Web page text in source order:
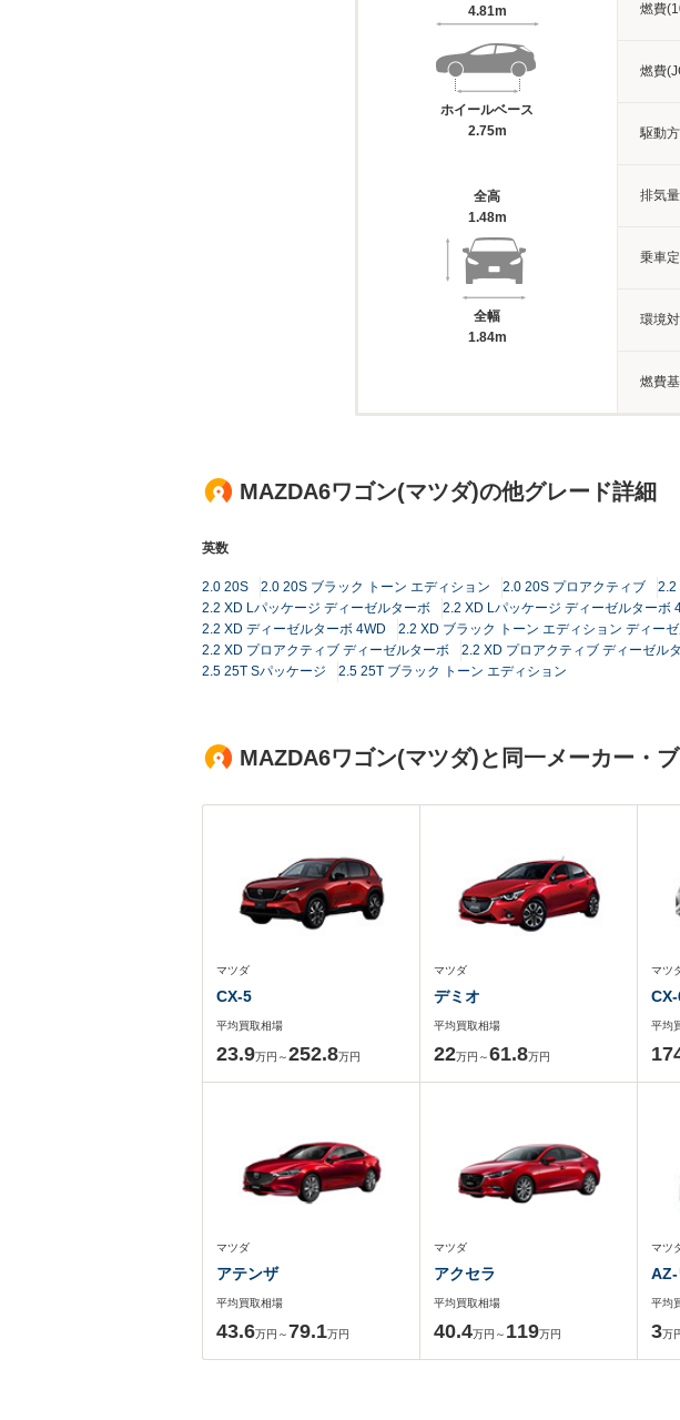
4.81m
ホイールベース
2.75m
全高
1.48m
全幅
1.84m
燃費
燃費
駆動
排気量
乗車
環境
燃費
MAZDA6ワゴン(マツダ)の他グレード詳細
英数
2.0 20S 2.0 20S ブラック トーン エディション 2.0 20S プロアクティブ
2.2
2.2 XD Lパッケージ ディーゼルターボ
2.2 XD Lパッケージ ディーゼルターボ
2.2 XD ディーゼルターボ 4WD
2.2 XD ブラック トーン エディション ディー
2.2 XD プロアクティブ ディーゼルターボ
2.2 XD プロアクティブ ディーゼル
2.5 25T Sパッケージ
2.5 25T ブラック トーン エディション
MAZDA6ワゴン(マツダ)と同一メーカー・
マツダ
CX-5
平均買取相場
23.9万円～252.8万円
マツダ
デミオ
平均買取相場
22万円～61.8万円
マツ
平均
マツダ
アテンザ
平均買取相場
43.6万円～79.1万円
マツダ
アクセラ
平均買取相場
40.4万円～ 119万円
マツ
AZ-
平均
3万